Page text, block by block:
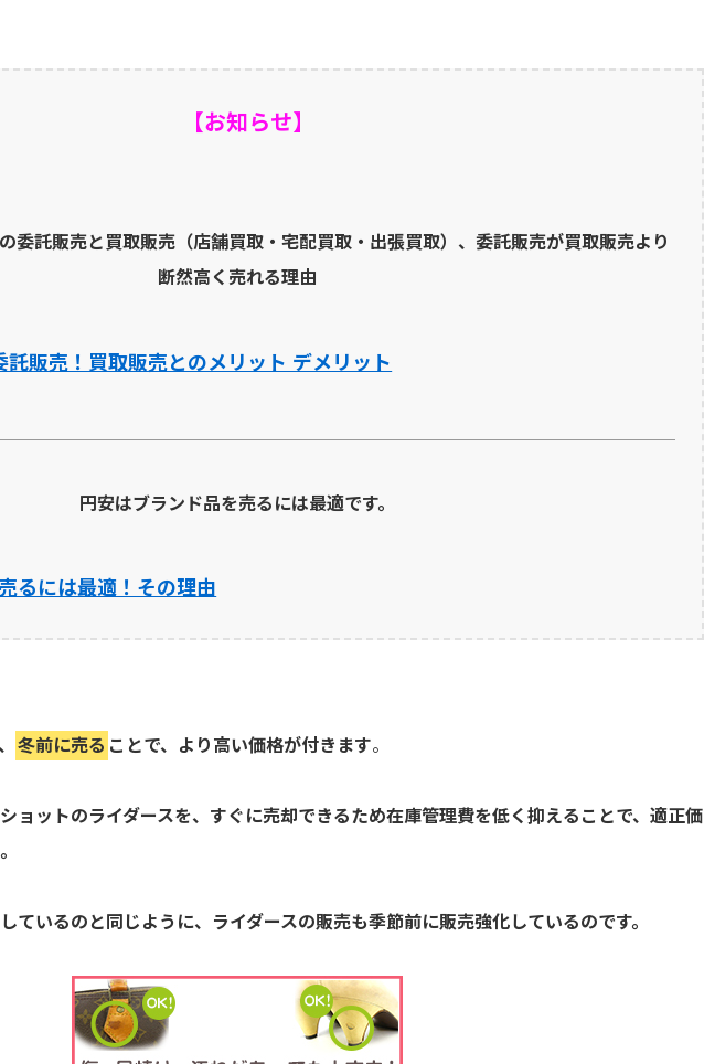
【お知らせ】
委託販売と買取販売（店舗買取・宅配買取・出張買取）、委託販売が買取販売より
断然高く売れる理由
販売！買取販売とのメリット デメリット
円安はブランド品を売るには最適です。
るには最適！その理由
冬前に売る ことで、より高い価格が付きます。
ョットのライダースを、すぐに売却できるため在庫管理費を低く抑えることで、適正価
ているのと同じように、ライダースの販売も季節前に販売強化しているのです。